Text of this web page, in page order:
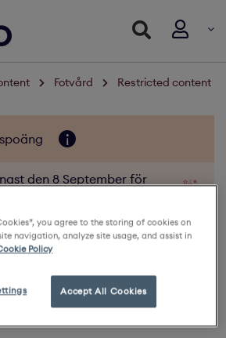
Fotvård Restricted content
den 8 September för
content
Deltagare
you agree to the storing of cookies on
navigation, analyze site usage, and assist in
Policy
Accept All Cookies